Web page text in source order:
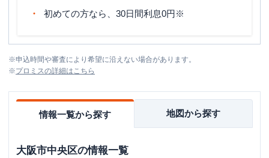
初めての方なら、30日間利息0円※
※申込時間や審査により希望に沿えない場合があります。
※プロミスの詳細はこちら
情報一覧から探す 地図から探す
大阪市中央区の情報一覧